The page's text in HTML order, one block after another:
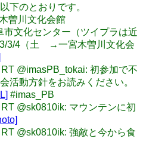
下のとおりです。
曽川文化会館
文化センター（ツイプラは近
3/4（土 →一宮木曽川文化会
RT @imasPB_tokai: 初参加で不
活動方針をお読みください。
#imas_PB
RT @sk0810ik: マウンテンに初
RT @sk0810ik: 強敵と今から食